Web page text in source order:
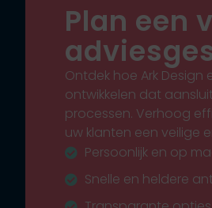
Plan een
Ontdek hoe Ark
ontwikkelen dat
processen. Verhoog
uw klanten een veilige
Persoonlijk en op
Snelle en heldere